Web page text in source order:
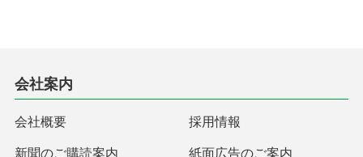
会社案内
会社概要 採用情報
新聞のご購読案内 紙面広告のご案内